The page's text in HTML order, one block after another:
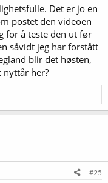
Det er jo en
postet den videoen
for å teste den ut før
såvidt jeg har forstått
blir det høsten,
nyttår her?
#25